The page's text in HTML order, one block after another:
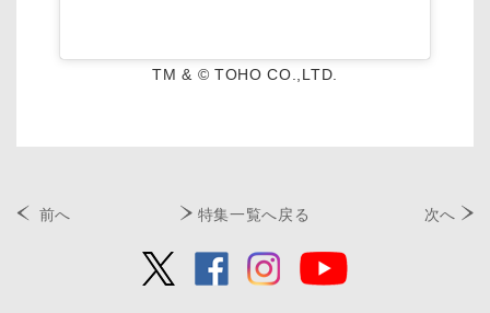
TM & © TOHO CO.,LTD.
前へ 特集一覧へ戻る 次へ